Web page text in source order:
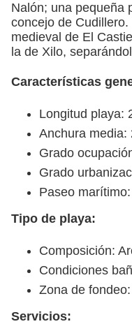
Nalón; una pequeña
concejo de
medieval de El
la de Xilo,
Características
Longitud playa:
Anchura media:
Grado
Grado
Paseo marítimo:
Tipo de playa:
Composición:
Condiciones
Zona de
Servicios: